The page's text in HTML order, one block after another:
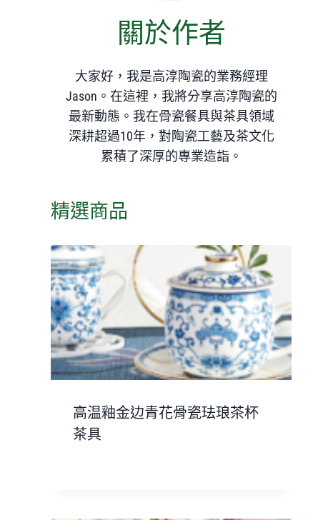
關於作者
大家好，我是高淳陶瓷的業務經理
Jason。在這裡，我將分享高淳陶瓷的
最新動態。我在骨瓷餐具與茶具領域
深耕超過10年，對陶瓷工藝及茶文化
累積了深厚的專業造詣。
精選商品
高温釉金边青花骨瓷珐琅茶杯
茶具